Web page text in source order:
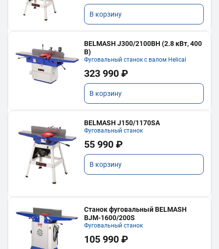
В корзину
BELMASH J300/2100ВH (2.8 кВт, 400
В)
Фуговальный станок с валом Helical
323 990 ₽
В корзину
BELMASH J150/1170SA
Фуговальный станок
55 990 ₽
В корзину
Станок фуговальный BELMASH
BJM-1600/200S
Фуговальный станок
105 990 ₽